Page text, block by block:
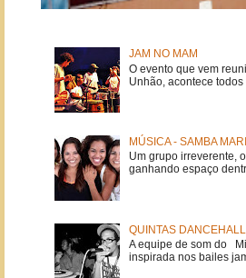
JAM NO MAM
O evento que vem
Unhão, acontece
MÚSICA - SAMBA
Um grupo irreverente,
ganhando espaço
QUINTAS
A equipe de som do
inspirada nos bailes